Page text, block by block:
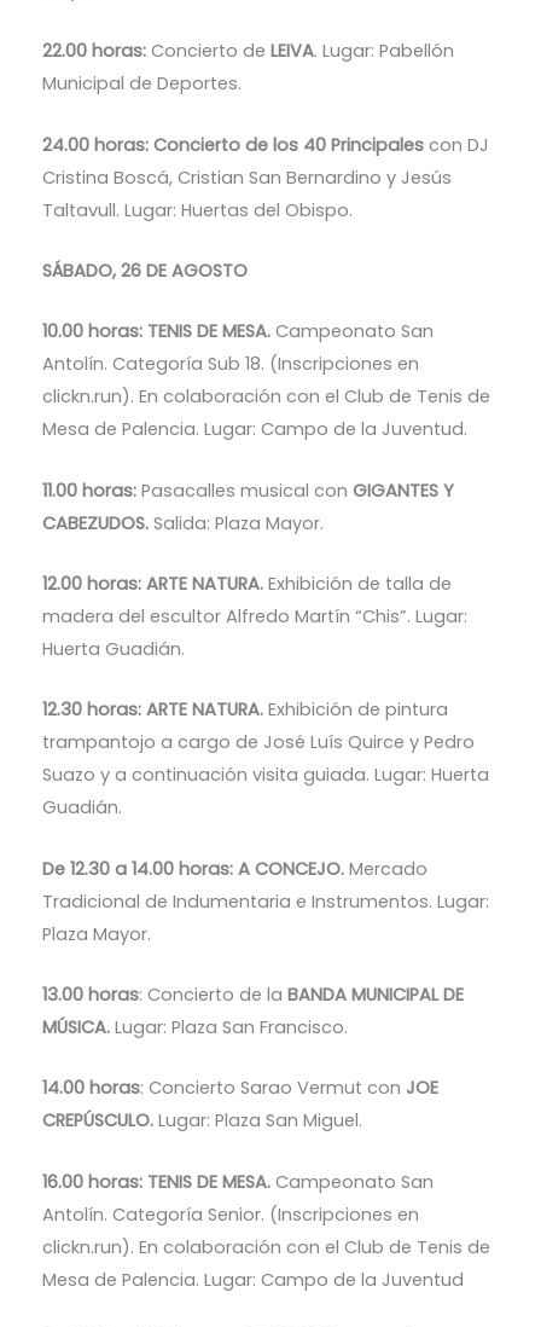
22.00 horas:Concierto de LEIVA. Lugar: Pabellón
Municipal de Deportes.
24.00 horas: Concierto de los 40 Principalescon DJ
Cristina Boscá, Cristian San Bernardino y Jesús
Taltavull. Lugar: Huertas del Obispo.
SÁBADO, 26 DE AGOSTO
10.00 horas: TENIS DE MESA.Campeonato San
Antolín. Categoría Sub 18. (Inscripciones en
clickn.run). En colaboración con el Club de Tenis de
Mesa de Palencia. Lugar: Campo de la Juventud.
11.00 horas: Pasacalles musical con GIGANTES Y
CABEZUDOS.Salida: Plaza Mayor.
12.00 horas: ARTE NATURA.Exhibición de talla de
madera del escultor Alfredo Martín “Chis”. Lugar:
Huerta Guadián.
12.30 horas: ARTE NATURA.Exhibición de pintura
trampantojo a cargo de José Luís Quirce y Pedro
Suazo y a continuación visita guiada. Lugar: Huerta
Guadián.
De 12.30 a 14.00 horas: A CONCEJO.Mercado
Tradicional de Indumentaria e Instrumentos. Lugar:
Plaza Mayor.
13.00 horas: Concierto de la BANDA MUNICIPAL DE
MÚSICA.Lugar: Plaza San Francisco.
14.00 horas: Concierto Sarao Vermut con JOE
CREPÚSCULO.Lugar: Plaza San Miguel.
16.00 horas: TENIS DE MESA.Campeonato San
Antolín. Categoría Senior. (Inscripciones en
clickn.run). En colaboración con el Club de Tenis de
Mesa de Palencia. Lugar: Campo de la Juventud